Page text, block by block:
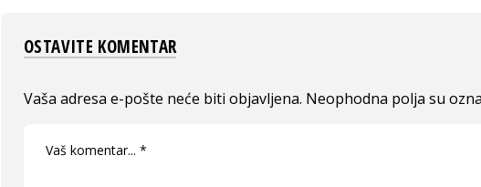
OSTAVITE KOMENTAR
Vaša adresa e-pošte neće biti objavljena. Neophodna polja su